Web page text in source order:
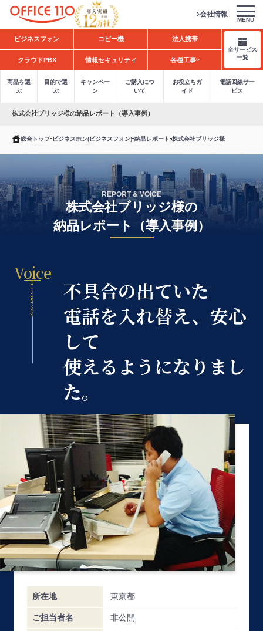
H
o
会社情報
MENU
ビジネスフォン コピー機 法人携帯
クラウドPBX 情報セキュリティ 各種工事
全サービス
一覧
商品を選
ぶ
目的で選
ぶ
キャンペー
ン
ご購入につ
いて
お役立ちガ
イド
電話回線サー
ビス
株式会社ブリッジ様の納品レポート（導入事例）
総合トップ ビジネスホン(ビジネスフォン) 納品レポート 株式会社ブリッジ様
REPORT & VOICE
株式会社ブリッジ様の
納品レポート（導入事例）
Voice
Customer voice
不具合の出ていた
電話を入れ替え、安心
して
使えるようになりまし
た。
所在地 東京都
ご担当者名 非公開